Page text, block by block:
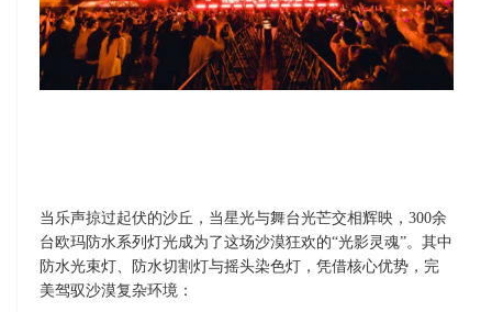
当乐声掠过起伏的沙丘，当星光与舞台光芒交相辉映， 300余
台欧玛防水系列灯光成为了这场沙漠狂欢的“光影灵魂”。其中
防水光束灯、防水切割灯与摇头染色灯，凭借核心优势，完
美驾驭沙漠复杂环境：